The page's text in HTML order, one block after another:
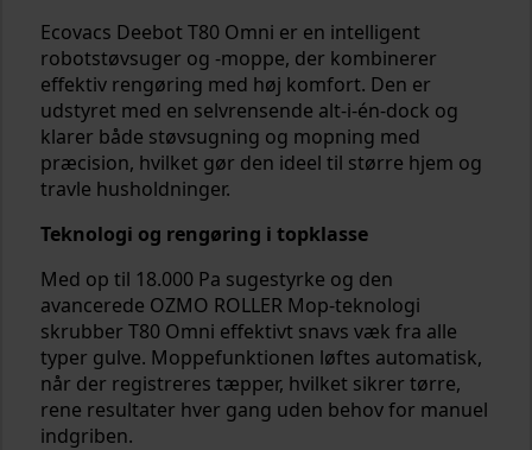
Ecovacs Deebot T80 Omni er en intelligent
robotstøvsuger og -moppe, der kombinerer
effektiv rengøring med høj komfort. Den er
udstyret med en selvrensende alt-i-én-dock og
klarer både støvsugning og mopning med
præcision, hvilket gør den ideel til større hjem og
travle husholdninger.
Teknologi og rengøring i topklasse
Med op til 18.000 Pa sugestyrke og den
avancerede OZMO ROLLER Mop-teknologi
skrubber T80 Omni effektivt snavs væk fra alle
typer gulve. Moppefunktionen løftes automatisk,
når der registreres tæpper, hvilket sikrer tørre,
rene resultater hver gang uden behov for manuel
indgriben.